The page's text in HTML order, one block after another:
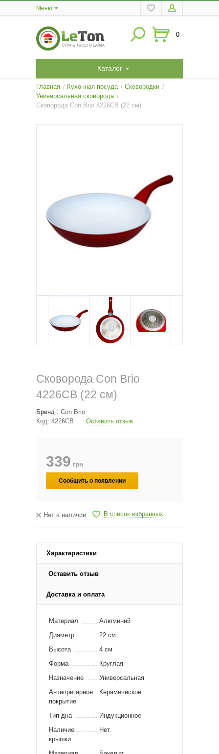
Меню
0
Каталог
Главная / Кухонная посуда / Сковородки /
Универсальная сковорода /
Сковорода Con Brio 4226СВ (22 см)
Сковорода Con Brio
4226СВ (22 см)
Бренд : Con Brio
Код: 4226СВ Оставить отзыв
339 грн
Сообщить о появлении
Нет в наличии В список избранных
Характеристики
Оставить отзыв
Доставка и оплата
Материал
Алюминий
Диаметр
22 см
Высота
4 см
Форма
Круглая
Назначение
Универсальная
Антипригарное
покрытие
Керамическое
Тип дна
Индукционное
Наличие
крышки
Нет